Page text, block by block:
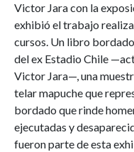
Victor Jara con la
exhibió el trabajo
cursos. Un libro
del ex Estadio Chile
Victor Jara—, una
telar mapuche que
bordado que rinde
ejecutadas y
fueron parte de esta